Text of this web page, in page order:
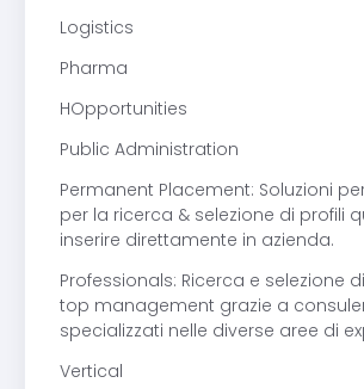
Logistics
Pharma
HOpportunities
Public Administration
Permanent Placement: Soluzioni
per la ricerca & selezione di profili
inserire direttamente in azienda.
Professionals: Ricerca e selezione
top management grazie a
specializzati nelle diverse aree di
Vertical